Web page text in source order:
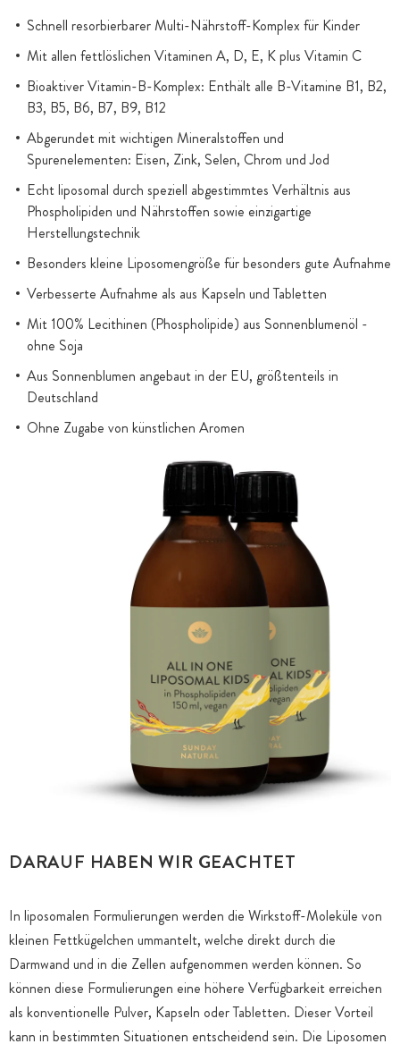
Schnell resorbierbarer Multi-Nährstoff-Komplex für Kinder
Mit allen fettlöslichen Vitaminen A, D, E, K plus Vitamin C
Bioaktiver Vitamin-B-Komplex: Enthält alle B-Vitamine B1, B2,
B3, B5, B6, B7, B9, B12
Abgerundet mit wichtigen Mineralstoffen und
Spurenelementen: Eisen, Zink, Selen, Chrom und Jod
Echt liposomal durch speziell abgestimmtes Verhältnis aus
Phospholipiden und Nährstoffen sowie einzigartige
Herstellungstechnik
Besonders kleine Liposomengröße für besonders gute Aufnahme
Verbesserte Aufnahme als aus Kapseln und Tabletten
Mit 100% Lecithinen (Phospholipide) aus Sonnenblumenöl -
ohne Soja
Aus Sonnenblumen angebaut in der EU, größtenteils in
Deutschland
Ohne Zugabe von künstlichen Aromen
DARAUF HABEN WIR GEACHTET
In liposomalen Formulierungen werden die Wirkstoff-Moleküle von
kleinen Fettkügelchen ummantelt, welche direkt durch die
Darmwand und in die Zellen aufgenommen werden können. So
können diese Formulierungen eine höhere Verfügbarkeit erreichen
als konventionelle Pulver, Kapseln oder Tabletten. Dieser Vorteil
kann in bestimmten Situationen entscheidend sein. Die Liposomen